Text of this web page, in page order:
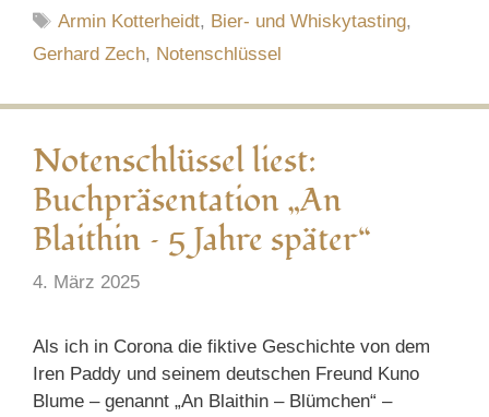
Schlagwörter
Armin Kotterheidt, Bier- und Whiskytasting,
Gerhard Zech, Notenschlüssel
Notenschlüssel liest:
Buchpräsentation „An
Blaithin – 5 Jahre später“
4. März 2025
Als ich in Corona die fiktive Geschichte von dem
Iren Paddy und seinem deutschen Freund Kuno
Blume – genannt „An Blaithin – Blümchen“ –